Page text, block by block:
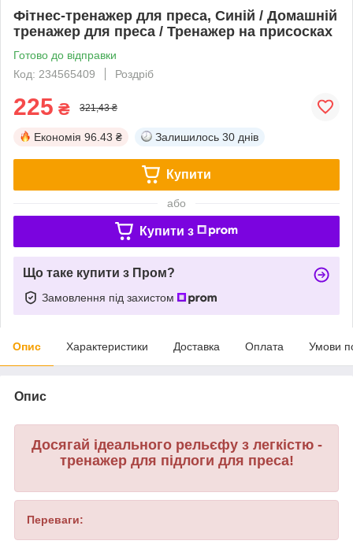
Фітнес-тренажер для преса, Синій / Домашній
тренажер для преса / Тренажер на присосках
Готово до відправки
Код: 234565409
Роздріб
225 ₴ 321,43 ₴
Економія 96.43 ₴ Залишилось 30 днів
Купити
або
Купити з
Що таке купити з Пром?
Замовлення під захистом
Опис Характеристики Доставка Оплата Умови
Опис
Досягай ідеального рельєфу з легкістю -
тренажер для підлоги для преса!
Переваги: